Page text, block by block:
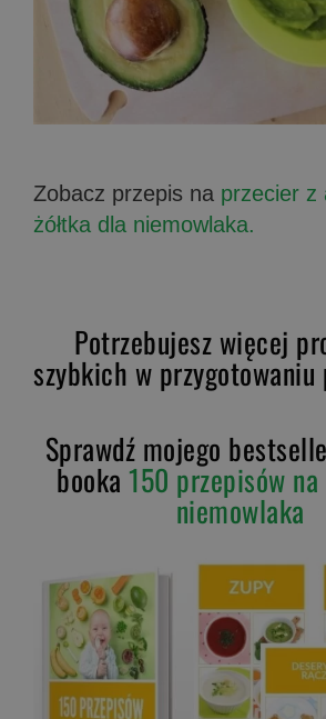
Zobacz przepis na przecier z
żółtka dla niemowlaka.
Potrzebujesz więcej
szybkich w przygotowaniu
Sprawdź mojego
booka 150 przepisów
niemowlaka